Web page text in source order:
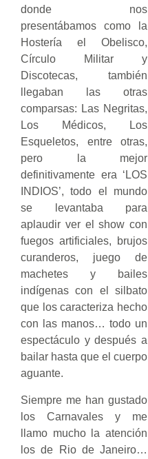
donde nos
presentábamos como la
Hostería el Obelisco,
Círculo Militar y
Discotecas, también
llegaban las otras
comparsas: Las Negritas,
Los Médicos, Los
Esqueletos, entre otras,
pero la mejor
definitivamente era ‘LOS
INDIOS’, todo el mundo
se levantaba para
aplaudir ver el show con
fuegos artificiales, brujos
curanderos, juego de
machetes y bailes
indígenas con el silbato
que los caracteriza hecho
con las manos… todo un
espectáculo y después a
bailar hasta que el cuerpo
aguante.
Siempre me han gustado
los Carnavales y me
llamo mucho la atención
los de Rio de Janeiro…